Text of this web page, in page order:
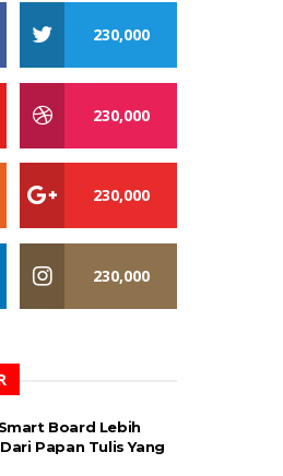
230,000
230,000
230,000
230,000
Board Lebih
Papan Tulis Yang